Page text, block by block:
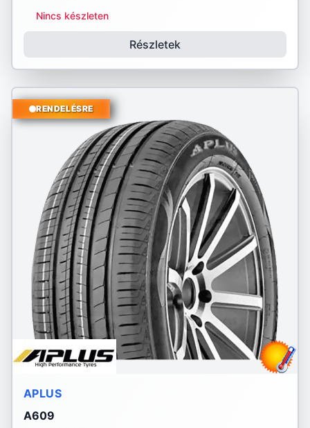
Nincs készleten
Részletek
RENDELÉSRE
APLUS
A609